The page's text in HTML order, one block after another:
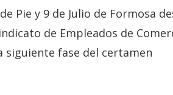
Pie y 9 de Julio de Formosa
de Empleados de
siguiente fase del certamen